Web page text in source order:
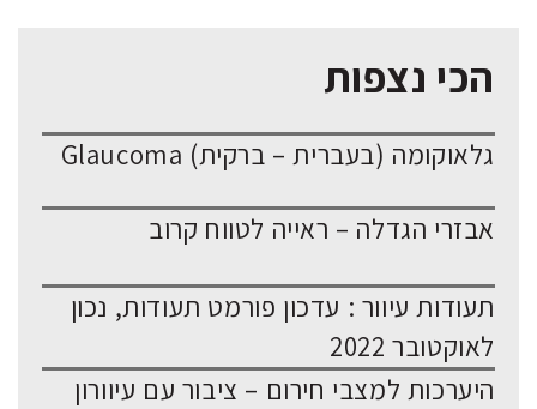
הכי נצפות
גלאוקומה (בעברית – ברקית) Glaucoma
אבזרי הגדלה – ראייה לטווח קרוב
תעודות עיוור : עדכון פורמט תעודות, נכון
לאוקטובר 2022
היערכות למצבי חירום – ציבור עם עיוורון